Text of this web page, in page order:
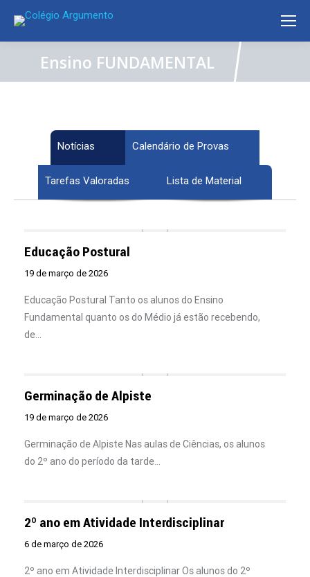
Ensino FUNDAMENTAL
Notícias Calendário de Provas
Tarefas Valoradas Lista de Material
Educação Postural
19 de março de 2026
Educação Postural Tanto os alunos do Ensino
Fundamental quanto os do Médio já estão recebendo,
de…
Germinação de Alpiste
19 de março de 2026
Germinação de Alpiste Nas aulas de Ciências, os alunos
do 2º ano do período da tarde…
2º ano em Atividade Interdisciplinar
6 de março de 2026
2º ano em Atividade Interdisciplinar Os alunos do 2º